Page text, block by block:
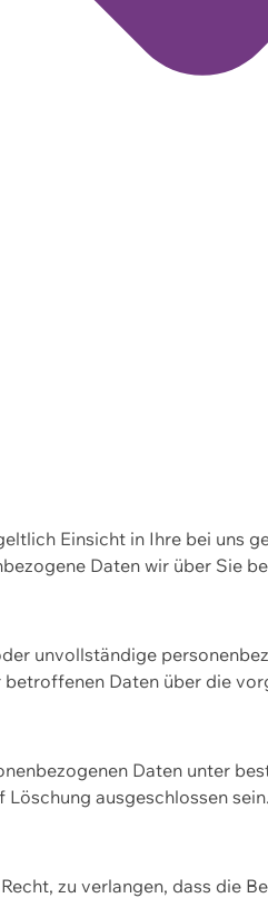
Einsicht in Ihre bei uns
Daten wir über Sie
unvollständige
Daten über die
Daten unter
ausgeschlossen
zu verlangen, dass die